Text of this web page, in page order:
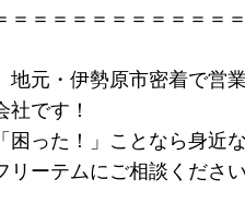
＝＝＝＝＝＝＝＝＝＝＝
地元・伊勢原市密着で営
社です！
困った！」ことなら身近
リーテムにご相談くださ